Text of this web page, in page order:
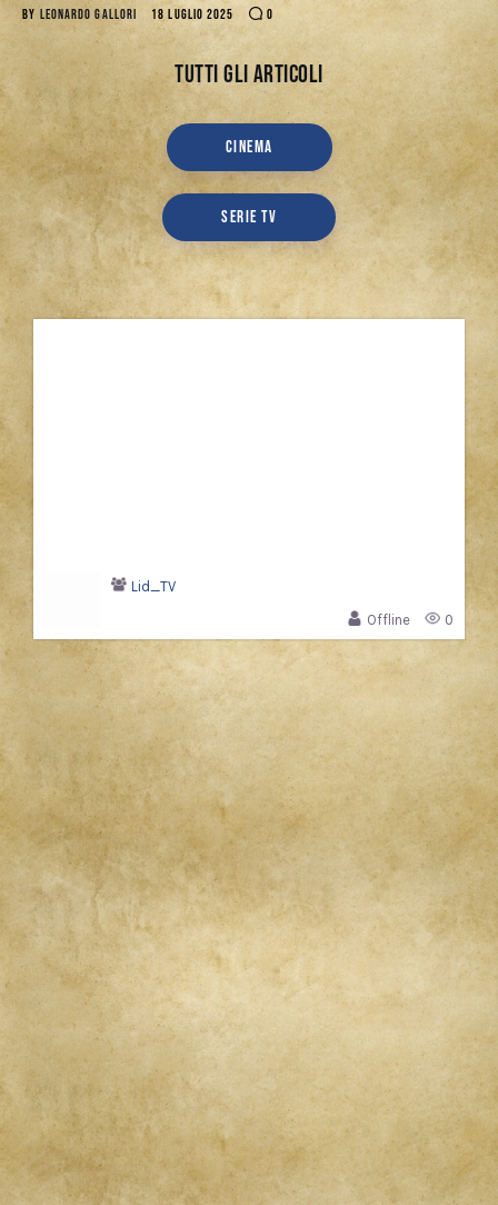
BY LEONARDO GALLORI 18 LUGLIO 2025 0
Tutti gli articoli
CINEMA
SERIE TV
Lid_TV
Offline
0